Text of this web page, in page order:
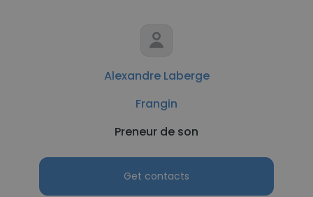
Alexandre Laberge
Frangin
Preneur de son
Get contacts